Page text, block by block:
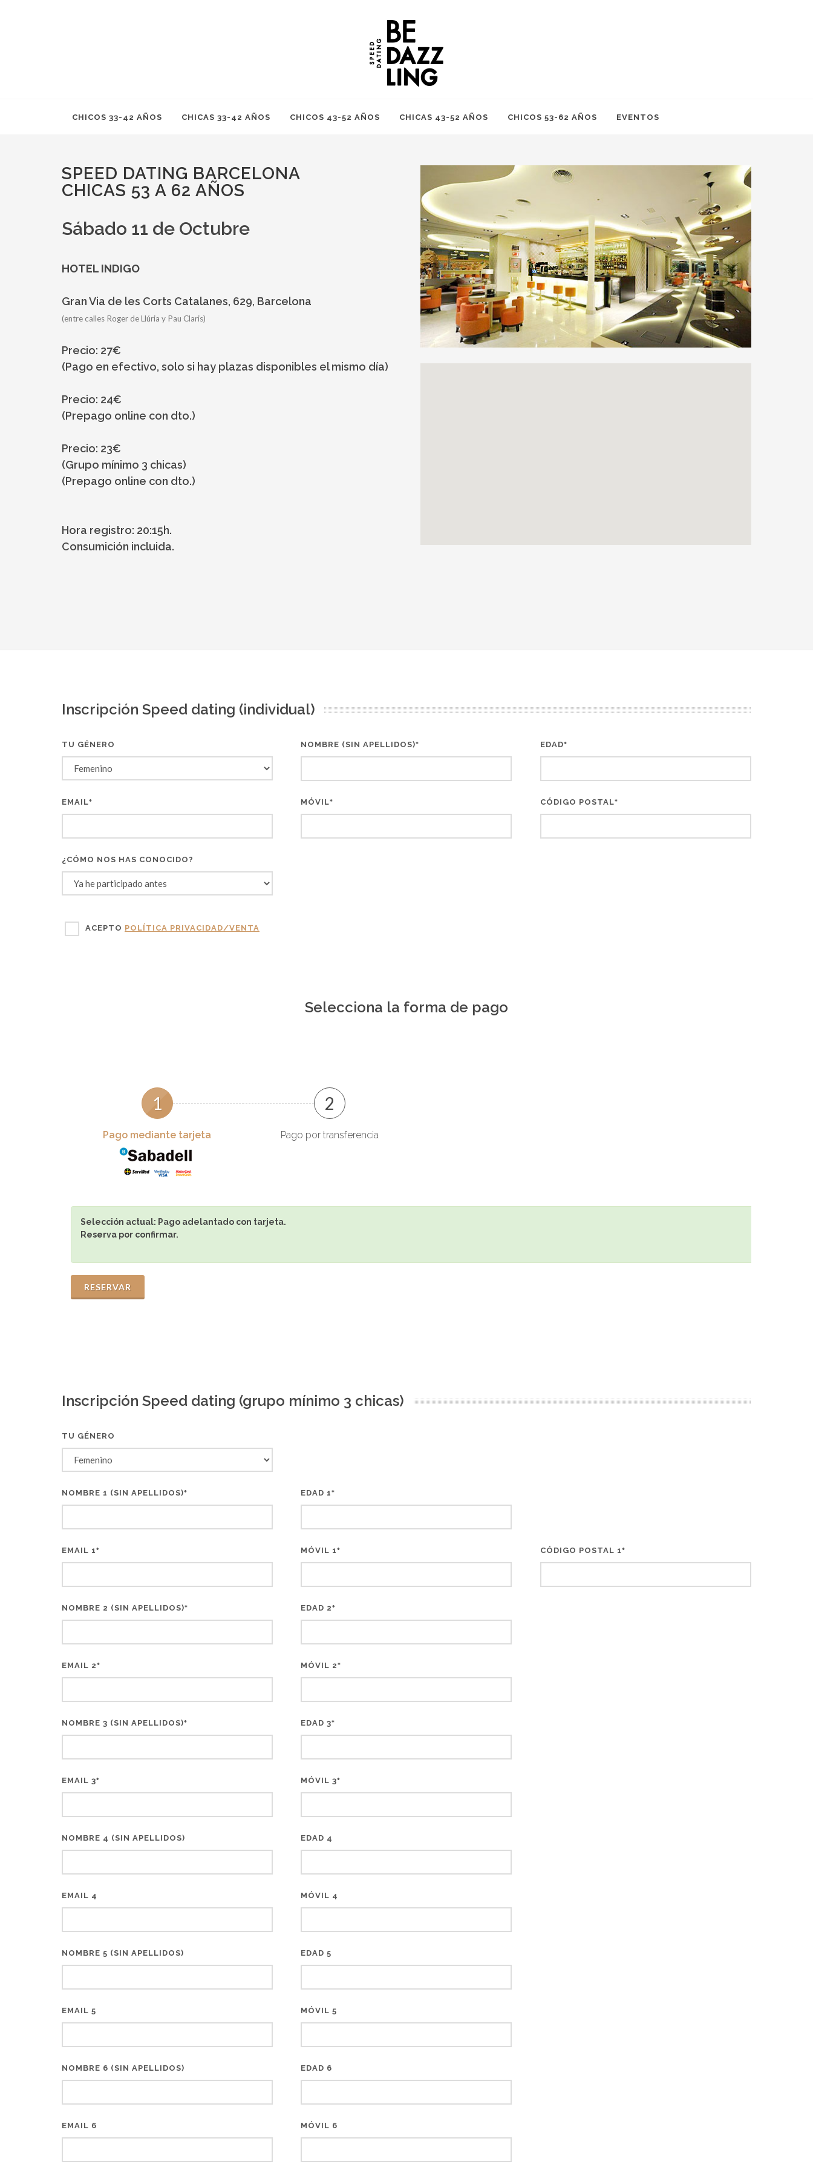
CHICOS 33-42 AÑOS CHICAS 33-42 AÑOS CHICOS 43-52 AÑOS CHICAS 43-52 AÑOS CHICOS 53-62 AÑOS EVENTOS
SPEED DATING BARCELONA
CHICAS 53 A 62 AÑOS
Sábado 11 de Octubre
HOTEL INDIGO
Gran Via de les Corts Catalanes, 629, Barcelona
(entre calles Roger de Llúria y Pau Claris)
Precio: 27€
(Pago en efectivo, solo si hay plazas disponibles el mismo día)
Precio: 24€
(Prepago online con dto.)
Precio: 23€
(Grupo mínimo 3 chicas)
(Prepago online con dto.)
Hora registro: 20:15h.
Consumición incluida.
Inscripción Speed dating (individual)
TU GÉNERO NOMBRE (SIN APELLIDOS)* EDAD*
EMAIL* MÓVIL* CÓDIGO POSTAL*
¿CÓMO NOS HAS CONOCIDO?
ACEPTO POLÍTICA PRIVACIDAD/VENTA
Selecciona la forma de pago
1
Pago mediante tarjeta
2
Pago por transferencia
Selección actual: Pago adelantado con tarjeta.
Reserva por confirmar.
RESERVAR
Inscripción Speed dating (grupo mínimo 3 chicas)
TU GÉNERO
NOMBRE 1 (SIN APELLIDOS)* EDAD 1*
EMAIL 1* MÓVIL 1* CÓDIGO POSTAL 1*
NOMBRE 2 (SIN APELLIDOS)* EDAD 2*
EMAIL 2* MÓVIL 2*
NOMBRE 3 (SIN APELLIDOS)* EDAD 3*
EMAIL 3* MÓVIL 3*
NOMBRE 4 (SIN APELLIDOS) EDAD 4
EMAIL 4 MÓVIL 4
NOMBRE 5 (SIN APELLIDOS) EDAD 5
EMAIL 5 MÓVIL 5
NOMBRE 6 (SIN APELLIDOS) EDAD 6
EMAIL 6 MÓVIL 6